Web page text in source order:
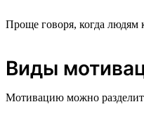
Проще говоря, когда людям
Виды
Мотивацию можно